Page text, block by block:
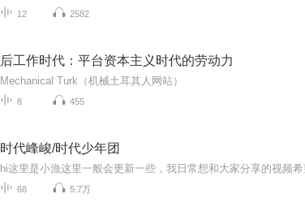
12 2582
后工作时代：平台资本主义时代的劳动力
Mechanical Turk（机械土耳其人网站）
8 455
时代峰峻/时代少年团
68 5.7万